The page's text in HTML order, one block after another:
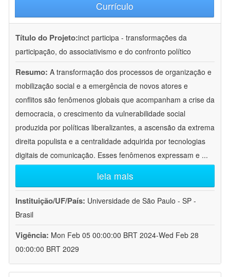
Currículo
Título do Projeto:inct participa - transformações da
participação, do associativismo e do confronto político
Resumo: A transformação dos processos de organização e
mobilização social e a emergência de novos atores e
conflitos são fenômenos globais que acompanham a crise da
democracia, o crescimento da vulnerabilidade social
produzida por políticas liberalizantes, a ascensão da extrema
direita populista e a centralidade adquirida por tecnologias
digitais de comunicação. Esses fenômenos expressam e ...
leia mais
Instituição/UF/País: Universidade de São Paulo - SP -
Brasil
Vigência: Mon Feb 05 00:00:00 BRT 2024-Wed Feb 28
00:00:00 BRT 2029